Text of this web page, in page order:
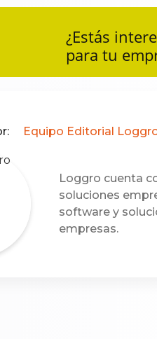
¿Estás
para tu
Equipo Editorial
Loggro cuenta
soluciones
software y
empresas.